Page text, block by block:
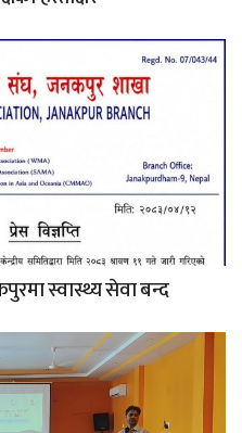
स्वास्थ्य सेवा बन्द